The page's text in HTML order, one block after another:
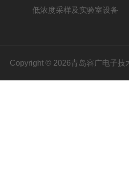
低浓度采样及实验室设备
Copyright © 2026青岛容广电子